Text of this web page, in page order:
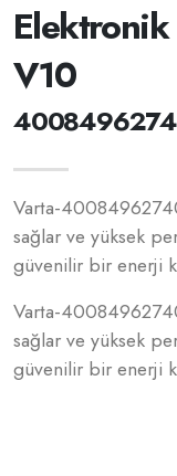
Elektronik
V10
Varta-
sağlar ve yüksek
güvenilir bir enerji
Varta-
sağlar ve yüksek
güvenilir bir enerji